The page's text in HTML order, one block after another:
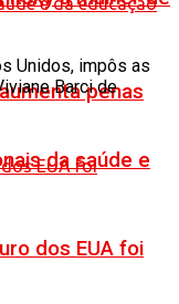
penas
da saúde e
Unidos, impôs as
Barci de
dos EUA foi